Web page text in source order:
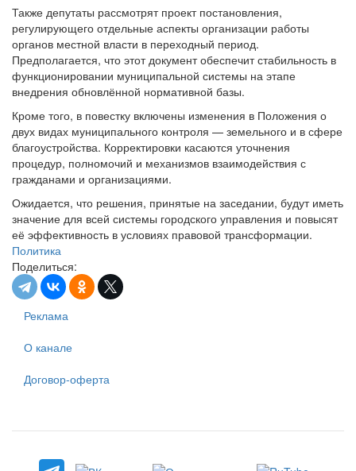
Также депутаты рассмотрят проект постановления,
регулирующего отдельные аспекты организации работы
органов местной власти в переходный период.
Предполагается, что этот документ обеспечит стабильность в
функционировании муниципальной системы на этапе
внедрения обновлённой нормативной базы.
Кроме того, в повестку включены изменения в Положения о
двух видах муниципального контроля — земельного и в сфере
благоустройства. Корректировки касаются уточнения
процедур, полномочий и механизмов взаимодействия с
гражданами и организациями.
Ожидается, что решения, принятые на заседании, будут иметь
значение для всей системы городского управления и повысят
её эффективность в условиях правовой трансформации.
Политика
Поделиться:
Реклама
О канале
Договор-оферта